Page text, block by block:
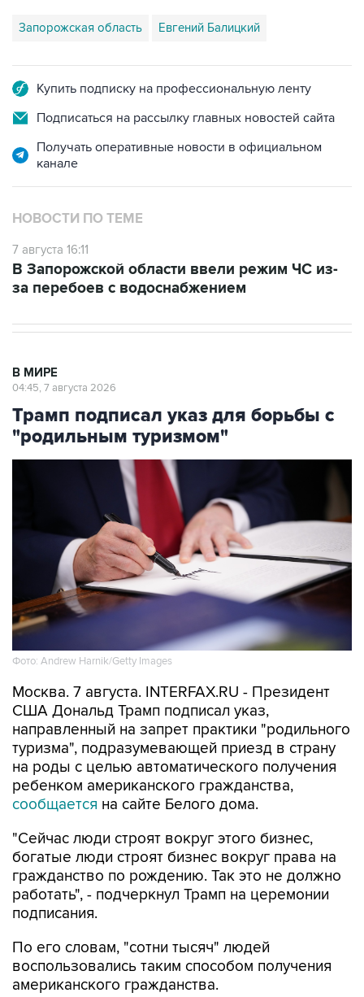
Запорожская область Евгений Балицкий
Купить подписку на профессиональную ленту
Подписаться на рассылку главных новостей сайта
Получать оперативные новости в официальном
канале
НОВОСТИ ПО ТЕМЕ
7 августа 16:11
В Запорожской области ввели режим ЧС из-
за перебоев с водоснабжением
В МИРЕ
04:45, 7 августа 2026
Трамп подписал указ для борьбы с
"родильным туризмом"
Фото: Andrew Harnik/Getty Images
Москва. 7 августа. INTERFAX.RU - Президент
США Дональд Трамп подписал указ,
направленный на запрет практики "родильного
туризма", подразумевающей приезд в страну
на роды с целью автоматического получения
ребенком американского гражданства,
сообщается на сайте Белого дома.
"Сейчас люди строят вокруг этого бизнес,
богатые люди строят бизнес вокруг права на
гражданство по рождению. Так это не должно
работать", - подчеркнул Трамп на церемонии
подписания.
По его словам, "сотни тысяч" людей
воспользовались таким способом получения
американского гражданства.